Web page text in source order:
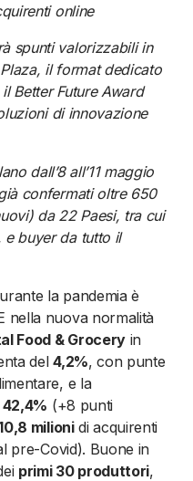
online
spunti valorizzabili in
il format dedicato
Better Future Award
di innovazione
dall’8 all’11 maggio
confermati oltre 650
da 22 Paesi, tra cui
e buyer da tutto il
la pandemia è
nella nuova normalità
Food & Groceryin
del4,2%, con punte
e la
42,4% (+8 punti
milionidi acquirenti
pre-Covid). Buone in
primi 30 produttori,